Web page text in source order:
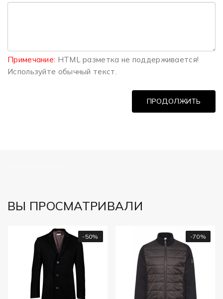
Примечание: HTML разметка не поддерживается!
Используйте обычный текст.
ПРОДОЛЖИТЬ
ВЫ ПРОСМАТРИВАЛИ
-50% -70%